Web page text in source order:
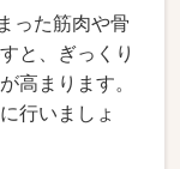
った筋肉や骨
と、ぎっくり
高まります。
行いましょ